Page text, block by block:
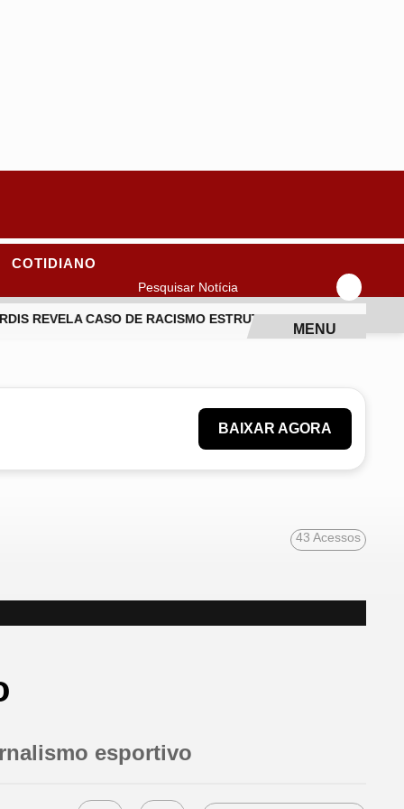
Pesquisar Notícia
COTIDIANO
REVELA CASO DE RACISMO ESTRUTURAL NOS BASTIDORES
MENU
BAIXAR AGORA
43 Acessos
esportivo